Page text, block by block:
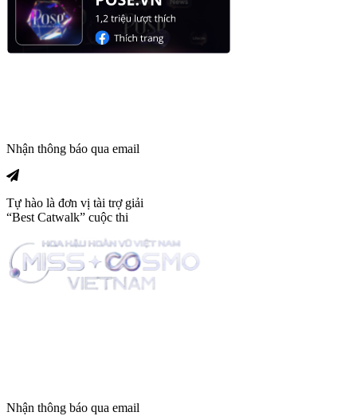
Nhận thông báo qua email
Tự hào là đơn vị tài trợ giải
“Best Catwalk” cuộc thi
Nhận thông báo qua email